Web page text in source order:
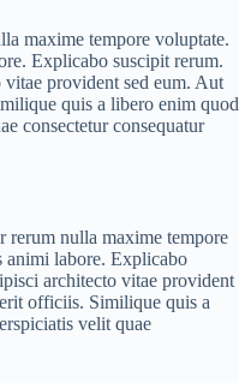
maxime tempore voluptate.
Explicabo suscipit rerum.
provident sed eum. Aut
quis a libero enim quod
consectetur consequatur
rerum nulla maxime tempore
animi labore. Explicabo
architecto vitae provident
officiis. Similique quis a
velit quae